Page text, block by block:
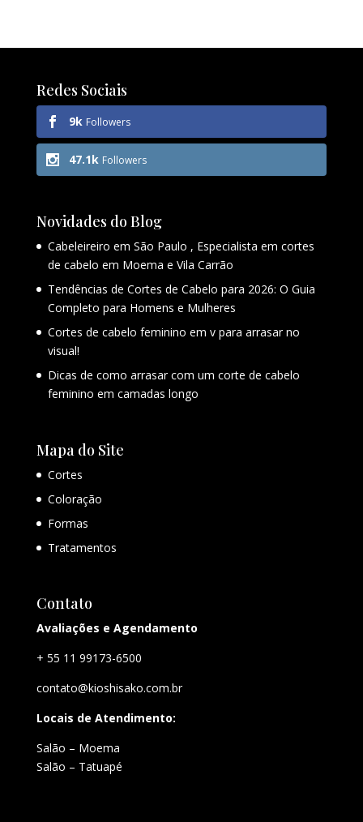
Redes Sociais
9k Followers
47.1k Followers
Novidades do Blog
Cabeleireiro em São Paulo , Especialista em cortes
de cabelo em Moema e Vila Carrão
Tendências de Cortes de Cabelo para 2026: O Guia
Completo para Homens e Mulheres
Cortes de cabelo feminino em v para arrasar no
visual!
Dicas de como arrasar com um corte de cabelo
feminino em camadas longo
Mapa do Site
Cortes
Coloração
Formas
Tratamentos
Contato
Avaliações e Agendamento
+ 55 11 99173-6500
contato@kioshisako.com.br
Locais de Atendimento:
Salão – Moema
Salão – Tatuapé